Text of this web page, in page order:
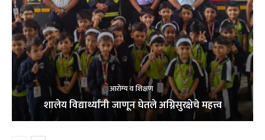
आरोग्य व शिक्षण
शालेय विद्यार्थ्यांनी जाणून घेतले अग्निसुरक्षेचे महत्त्व